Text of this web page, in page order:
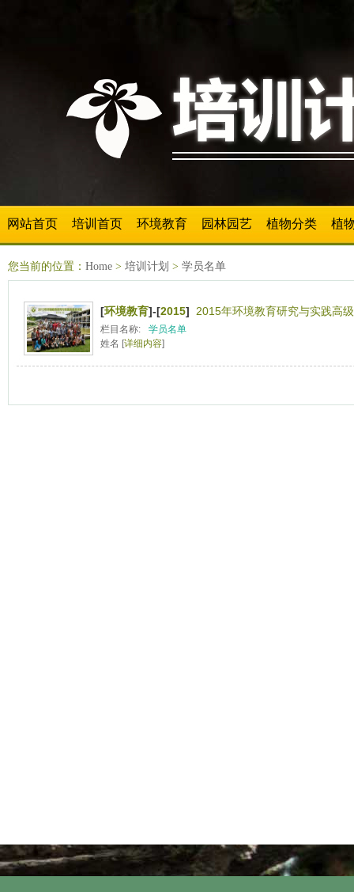
网站首页 培训首页 环境教育 园林园艺 植物分类 植
您当前的位置： Home > 培训计划 > 学员名单
[环境教育]-[2015] 2015年环境教育研究与实践高级
栏目名称:
学员名单
姓名 [详细内容]